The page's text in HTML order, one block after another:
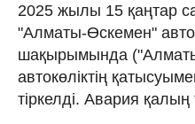
2025 жылы 15 қаңтар
"Алматы-Өскемен"
шақырымында
автокөліктің
тіркелді. Авария